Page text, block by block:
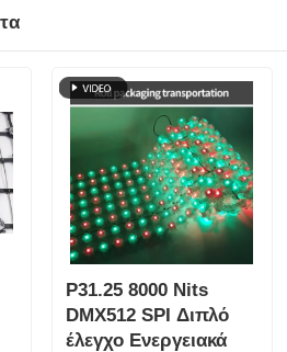
P31.25 8000 Nits
DMX512 SPI Διπλό
έλεγχο Ενεργειακά